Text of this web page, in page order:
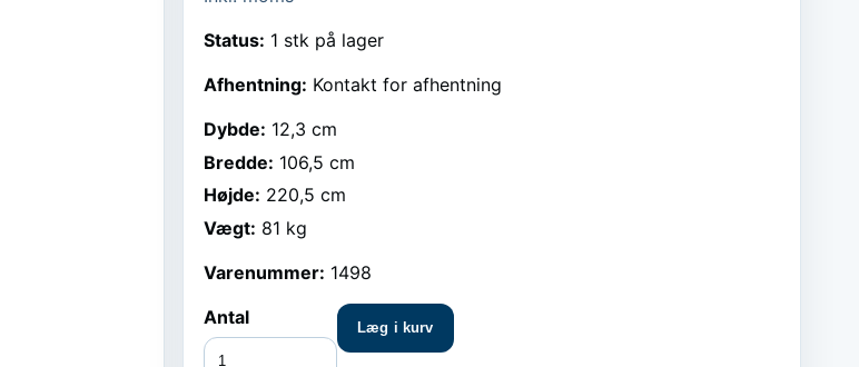
Status: 1 stk på lager
Afhentning: Kontakt for afhentning
Dybde: 12,3 cm
Bredde: 106,5 cm
Højde: 220,5 cm
Vægt: 81 kg
Varenummer: 1498
Antal
Læg i kurv